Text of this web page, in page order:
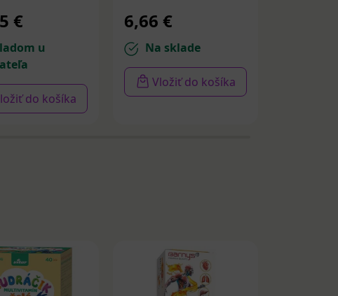
€
u
do košíka
6,66 €
Na sklade
Vložiť do košíka